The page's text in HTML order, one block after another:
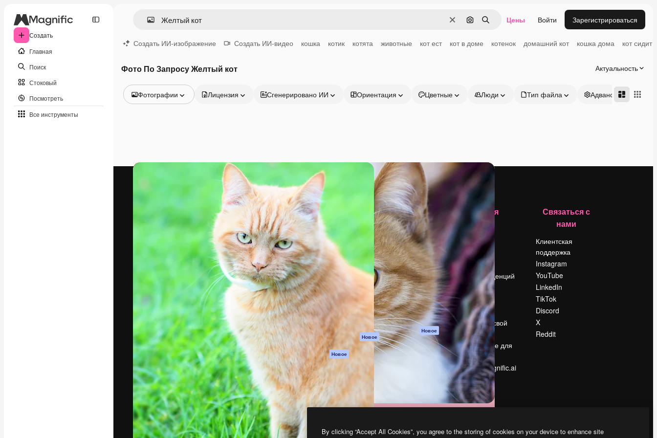
Создать
Главная
Поиск
Стоковый
Посмотреть
Все инструменты
ОчиститьПоиск по изображению
Поиск Цены Войти Зарегистрироваться
Создать ИИ-изображение Создать ИИ-видео кошка котик котята животные кот ест кот в доме котенок домашний кот кошка дома кот сидит
Фото По Запросу Желтый кот Актуальность
Фотографии
Видео
Видеошаблоны
3D-модели
Лицензия Сгенерировано ИИ Ориентация Цветные Люди Тип файла Адвансд
Креативная платформа для создания
ваших лучших работ. Более 1 миллиона
подписчиков среди креаторов,
предприятий, агентств и студий.
Pусский
Продукция
Spaces
ИИ-помощник
Генератор
изображений ИИ
Генератор видео
ИИ
Генератор голоса
на основе ИИ
Стоковый контент
MCP для
Claude/ChatGPT
Новое
Агенты Новое
API
Мобильное
приложение
Все инструменты
Magnific
Начать
Academy
Документация по
Пакету ИИ
Служба
поддержки
Условия и
положения
Политика
конфиденциальности
Оригиналы
Новое
Политика файлов
cookie
Компания
Цены
О нас
Reviews
Вакансии
Поиск тенденций
Блог
События
Slidesgo
Продайте свой
контент
Помещение для
прессы
Ищете magnific.ai
Связаться с
нами
Клиентская
поддержка
Instagram
YouTube
LinkedIn
TikTok
Discord
X
Reddit
By clicking “Accept All Cookies”, you agree to the storing of cookies on your device to enhance site